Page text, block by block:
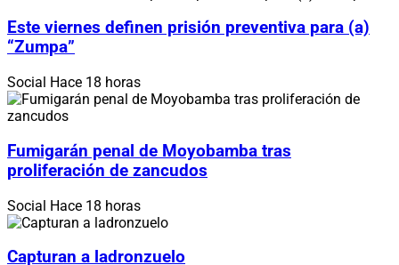
Este viernes definen prisión preventiva para (a)
“Zumpa”
Social Hace 18 horas
Fumigarán penal de Moyobamba tras
proliferación de zancudos
Social Hace 18 horas
Capturan a ladronzuelo